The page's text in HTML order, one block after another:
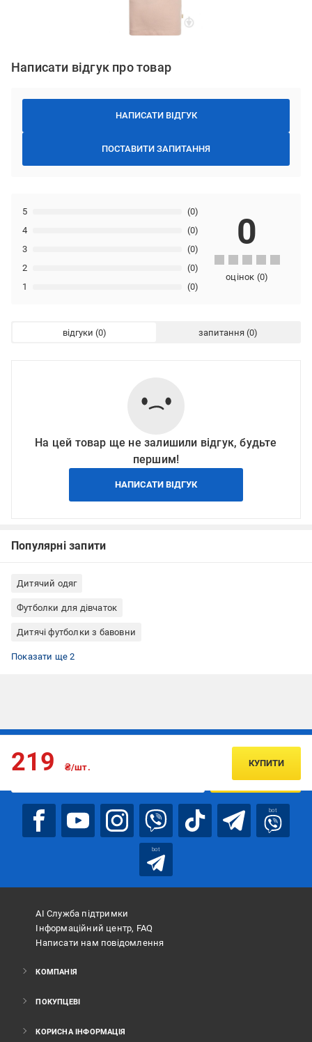
Написати відгук про товар
НАПИСАТИ ВІДГУК
ПОСТАВИТИ ЗАПИТАННЯ
1 (0)
2 (0)
3 (0)
4 (0)
5 (0)
0
оцінок (0)
відгуки запитання
На цей товар ще не залишили відгук, будьте
першим!
НАПИСАТИ ВІДГУК
Популярні запити
Дитячий одяг
Футболки для дівчаток
Дитячі футболки з бавовни
Футболки дитячі NWM
Дитячі футболки з Тралалеро Тралала
Показати ще 2
219 ₴/шт. КУПИТИ
Підписуйтесь, щоб дізнаватись першим про акції та пропозиції
ПІДПИСАТИСЯ
bot
bot
АІ Служба підтримки
Інформаційний центр, FAQ
Написати нам повідомлення
КОМПАНІЯ
ПОКУПЦЕВІ
КОРИСНА ІНФОРМАЦІЯ